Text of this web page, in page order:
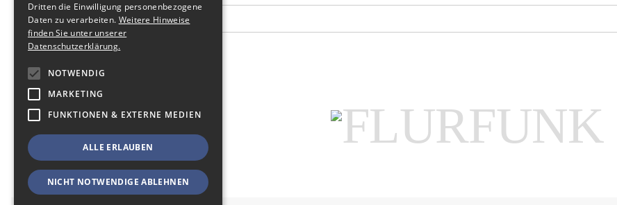
ENGLISH
Dritten die Einwilligung personenbezogene
Daten zu verarbeiten. Weitere Hinweise
finden Sie unter unserer
Datenschutzerklärung.
NOTWENDIG
MARKETING
FUNKTIONEN & EXTERNE MEDIEN
ALLE ERLAUBEN
NICHT NOTWENDIGE ABLEHNEN